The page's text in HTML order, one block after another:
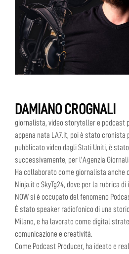
DAMIANO CROGNALI
giornalista, video storyteller e podcast
appena nata LA7.it, poi è stato cronista
pubblicato video dagli Stati Uniti, è
successivamente, per l’Agenzia
Ha collaborato come giornalista anche
Ninja.it e SkyTg24, dove per la rubrica
NOW si è occupato del fenomeno
È stato speaker radiofonico di una
Milano, e ha lavorato come digital
comunicazione e creatività.
Come Podcast Producer, ha ideato e